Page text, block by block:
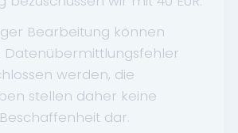
Bearbeitung können
Datenübermittlungsfehler
werden, die
stellen daher keine
dar.